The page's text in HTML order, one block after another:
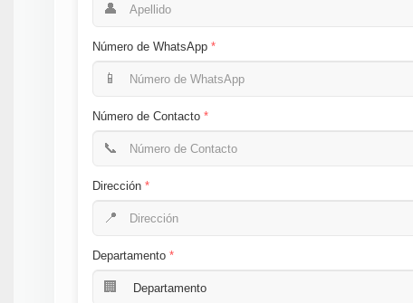
👤
Número de WhatsApp
📱
Número de Contacto
📞
Dirección
📍
Departamento
🏢